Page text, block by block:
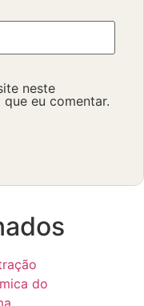
neste
eu comentar.